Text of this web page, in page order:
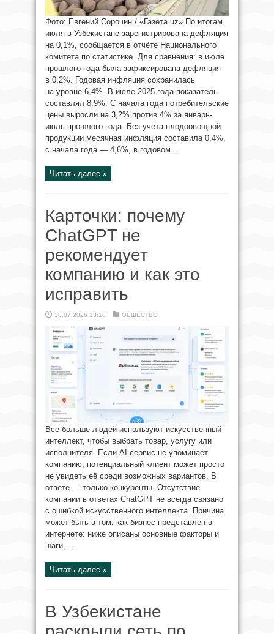
Фото: Евгений Сорочин / «Газета.uz» По итогам
июля в Узбекистане зарегистрирована дефляция
на 0,1%, сообщается в отчёте Национального
комитета по статистике. Для сравнения: в июле
прошлого года была зафиксирована дефляция
в 0,2%. Годовая инфляция сохранилась
на уровне 6,4%. В июле 2025 года показатель
составлял 8,9%. С начала года потребительские
цены выросли на 3,2% против 4% за январь-
июль прошлого года. Без учёта плодоовощной
продукции месячная инфляция составила 0,4%,
с начала года — 4,6%, в годовом ...
Читать далее »
Карточки: почему
ChatGPT не
рекомендует
компанию и как это
исправить
30.07.2026 13:10 ОБЩЕСТВО
Все больше людей используют искусственный
интеллект, чтобы выбрать товар, услугу или
исполнителя. Если AI-сервис не упоминает
компанию, потенциальный клиент может просто
не увидеть её среди возможных вариантов. В
ответе — только конкуренты. Отсутствие
компании в ответах ChatGPT не всегда связано
с ошибкой искусственного интеллекта. Причина
может быть в том, как бизнес представлен в
интернете: ниже описаны основные факторы и
шаги, ...
Читать далее »
В Узбекистане